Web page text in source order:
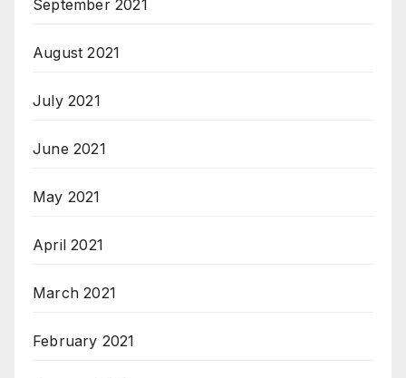
September 2021
August 2021
July 2021
June 2021
May 2021
April 2021
March 2021
February 2021